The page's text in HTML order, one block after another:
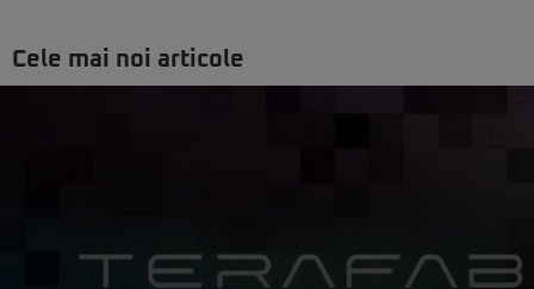
Cele mai noi articole